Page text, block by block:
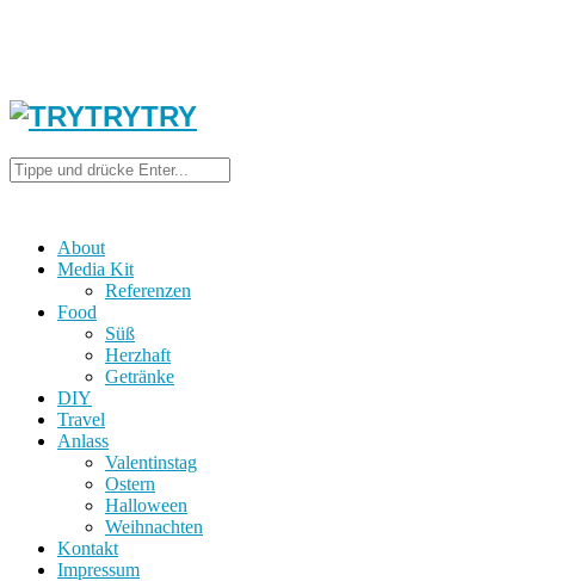
About
Media Kit
Referenzen
Food
Süß
Herzhaft
Getränke
DIY
Travel
Anlass
Valentinstag
Ostern
Halloween
Weihnachten
Kontakt
Impressum